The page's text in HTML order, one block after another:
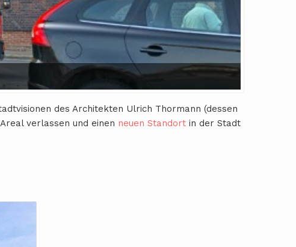
des Architekten Ulrich Thormann (dessen
verlassen und einen neuen Standort in der Stadt